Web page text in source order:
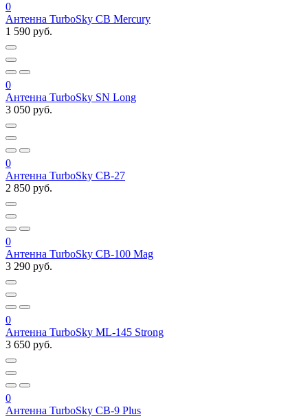
0
Антенна TurboSky CB Mercury
1 590 руб.
0
Антенна TurboSky SN Long
3 050 руб.
0
Антенна TurboSky CB-27
2 850 руб.
0
Антенна TurboSky CB-100 Mag
3 290 руб.
0
Антенна TurboSky ML-145 Strong
3 650 руб.
0
Антенна TurboSky CB-9 Plus